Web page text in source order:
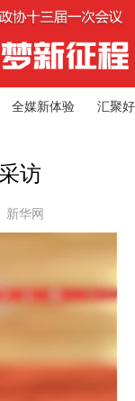
全媒新体验 汇聚
访
新华网